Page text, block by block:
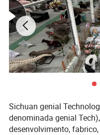
Sichuan genial
denominada genial
desenvolvimento,